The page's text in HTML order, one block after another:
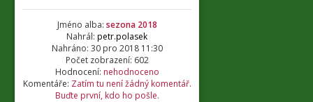
Jméno alba: sezona 2018
Nahrál: petr.polasek
Nahráno: 30 pro 2018 11:30
Počet zobrazení: 602
Hodnocení: nehodnoceno
Komentáře: Zatím tu není žádný komentář.
Buďte první, kdo ho pošle.